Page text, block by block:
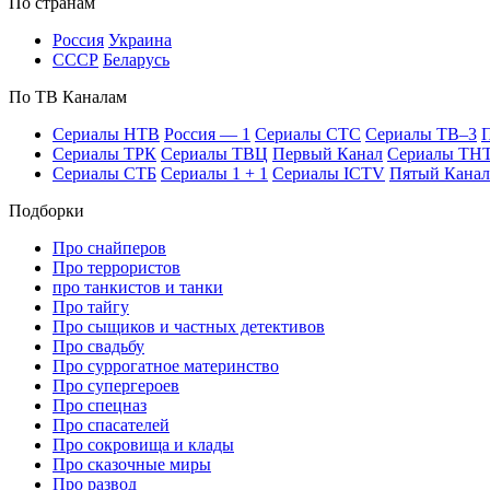
Рос­сия Ук­раи­на
СССР Бе­ла­русь
По ТВ Ка­на­лам
Се­риа­лы НТВ Рос­сия — 1 Се­риа­лы СТС Се­риа­лы ТВ–3
Се­риа­лы ТРК Се­риа­лы ТВЦ Пер­вый Ка­нал Се­риа­лы
Се­риа­лы СТБ Се­риа­лы 1 + 1 Се­риа­лы ICTV Пя­тый Ка­нал
Подборки
Про снайперов
Про террористов
про танкистов и танки
Про тайгу
Про сыщиков и частных детективов
Про свадьбу
Про суррогатное материнство
Про супергероев
Про спецназ
Про спасателей
Про сокровища и клады
Про сказочные миры
Про развод